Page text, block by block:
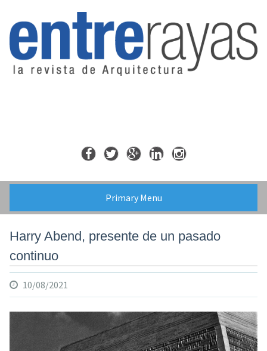
content
Primary Menu
Harry Abend, presente de un pasado
continuo
10/08/2021